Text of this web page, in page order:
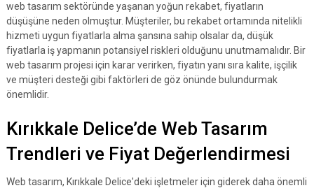
web tasarım sektöründe yaşanan yoğun rekabet, fiyatların
düşüşüne neden olmuştur. Müşteriler, bu rekabet ortamında nitelikli
hizmeti uygun fiyatlarla alma şansına sahip olsalar da, düşük
fiyatlarla iş yapmanın potansiyel riskleri olduğunu unutmamalıdır. Bir
web tasarım projesi için karar verirken, fiyatın yanı sıra kalite, işçilik
ve müşteri desteği gibi faktörleri de göz önünde bulundurmak
önemlidir.
Kırıkkale Delice’de Web Tasarım
Trendleri ve Fiyat Değerlendirmesi
Web tasarım, Kırıkkale Delice'deki işletmeler için giderek daha önemli